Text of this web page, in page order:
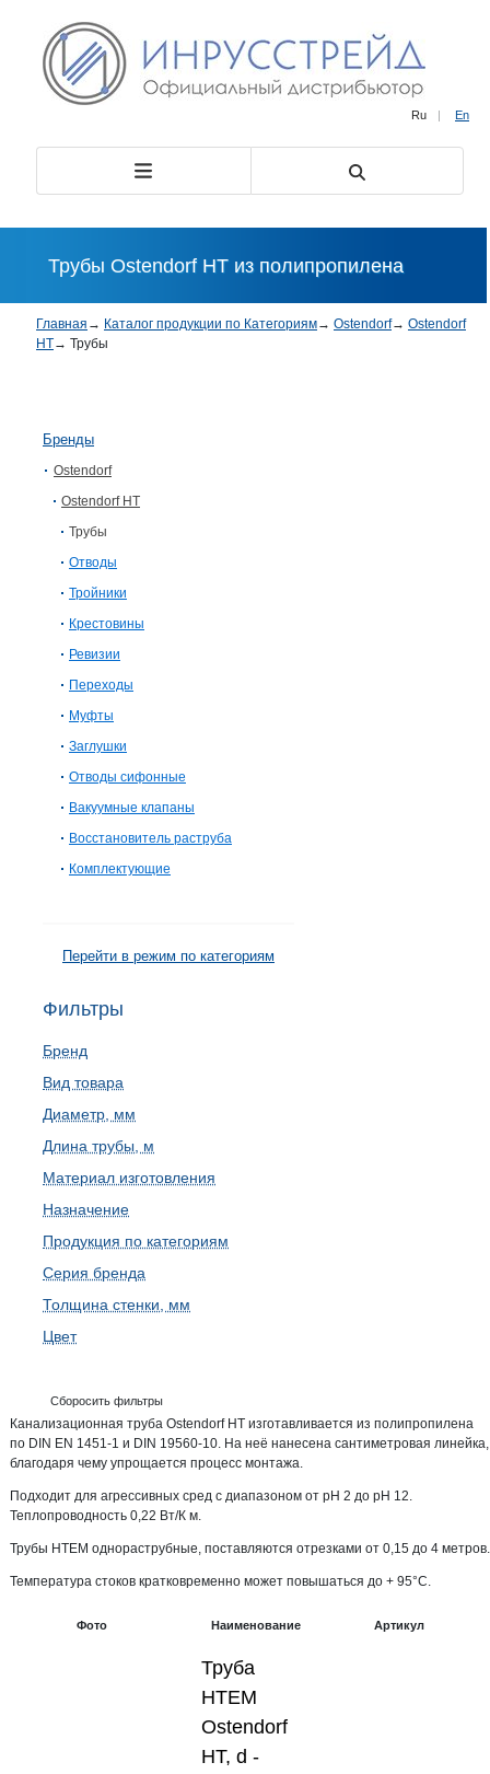
Ru | En
Трубы Ostendorf HT из полипропилена
Главная → Каталог продукции по Категориям→ Ostendorf→ Ostendorf
HT→ Трубы
Бренды
Ostendorf
Ostendorf HT
Трубы
Отводы
Тройники
Крестовины
Ревизии
Переходы
Муфты
Заглушки
Отводы сифонные
Вакуумные клапаны
Восстановитель раструба
Комплектующие
Перейти в режим по категориям
Фильтры
Бренд
Вид товара
Диаметр, мм
Длина трубы, м
Материал изготовления
Назначение
Продукция по категориям
Серия бренда
Толщина стенки, мм
Цвет
Сборосить фильтры
Канализационная труба Ostendorf HT изготавливается из полипропилена
по DIN EN 1451-1 и DIN 19560-10. На неё нанесена сантиметровая линейка,
благодаря чему упрощается процесс монтажа.
Подходит для агрессивных сред с диапазоном от pH 2 до pH 12.
Теплопроводность 0,22 Вт/К м.
Трубы HTEM однораструбные, поставляются отрезками от 0,15 до 4 метров.
Температура стоков кратковременно может повышаться до + 95°С.
Фото Наименование Артикул
Труба
HTEM
Ostendorf
HT, d -